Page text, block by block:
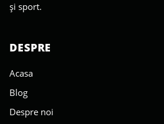
și sport.
DESPRE
Acasa
Blog
Despre noi